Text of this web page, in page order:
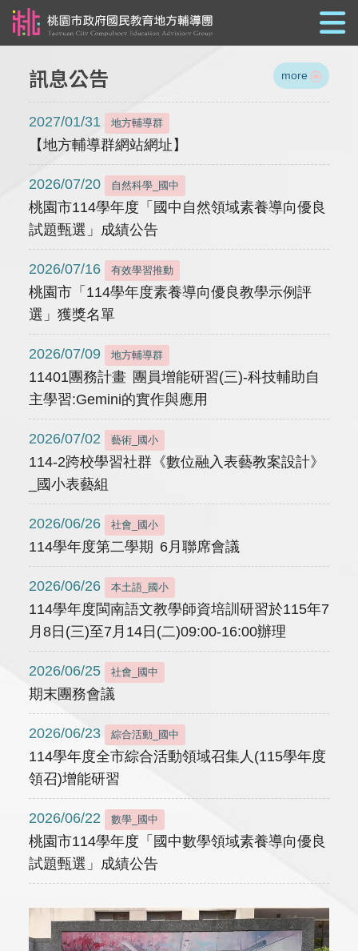
訊息公告 more
2027/01/31 地方輔導群
【地方輔導群網站網址】
2026/07/20 自然科學_國中
桃園市114學年度「國中自然領域素養導向優良
試題甄選」成績公告
2026/07/16 有效學習推動
桃園市「114學年度素養導向優良教學示例評
選」獲獎名單
2026/07/09 地方輔導群
11401團務計畫 團員增能研習(三)-科技輔助自
主學習:Gemini的實作與應用
2026/07/02 藝術_國小
114-2跨校學習社群《數位融入表藝教案設計》
_國小表藝組
2026/06/26 社會_國小
114學年度第二學期 6月聯席會議
2026/06/26 本土語_國小
114學年度閩南語文教學師資培訓研習於115年7
月8日(三)至7月14日(二)09:00-16:00辦理
2026/06/25 社會_國中
期末團務會議
2026/06/23 綜合活動_國中
114學年度全市綜合活動領域召集人(115學年度
領召)增能研習
2026/06/22 數學_國中
桃園市114學年度「國中數學領域素養導向優良
試題甄選」成績公告